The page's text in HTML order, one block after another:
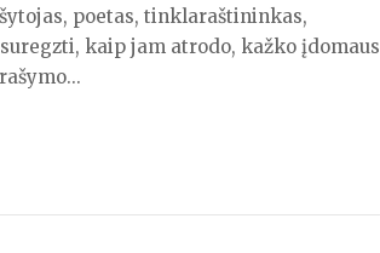
poetas, tinklaraštininkas,
kaip jam atrodo, kažko įdomaus